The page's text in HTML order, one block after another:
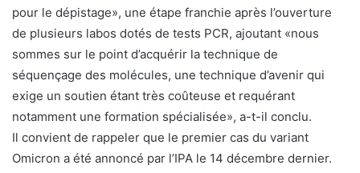
pour le dépistage», une étape franchie après l’ouverture
de plusieurs labos dotés de tests PCR, ajoutant «nous
sommes sur le point d’acquérir la technique de
séquençage des molécules, une technique d’avenir qui
exige un soutien étant très coûteuse et requérant
notamment une formation spécialisée», a-t-il conclu.
Il convient de rappeler que le premier cas du variant
Omicron a été annoncé par l’IPA le 14 décembre dernier.